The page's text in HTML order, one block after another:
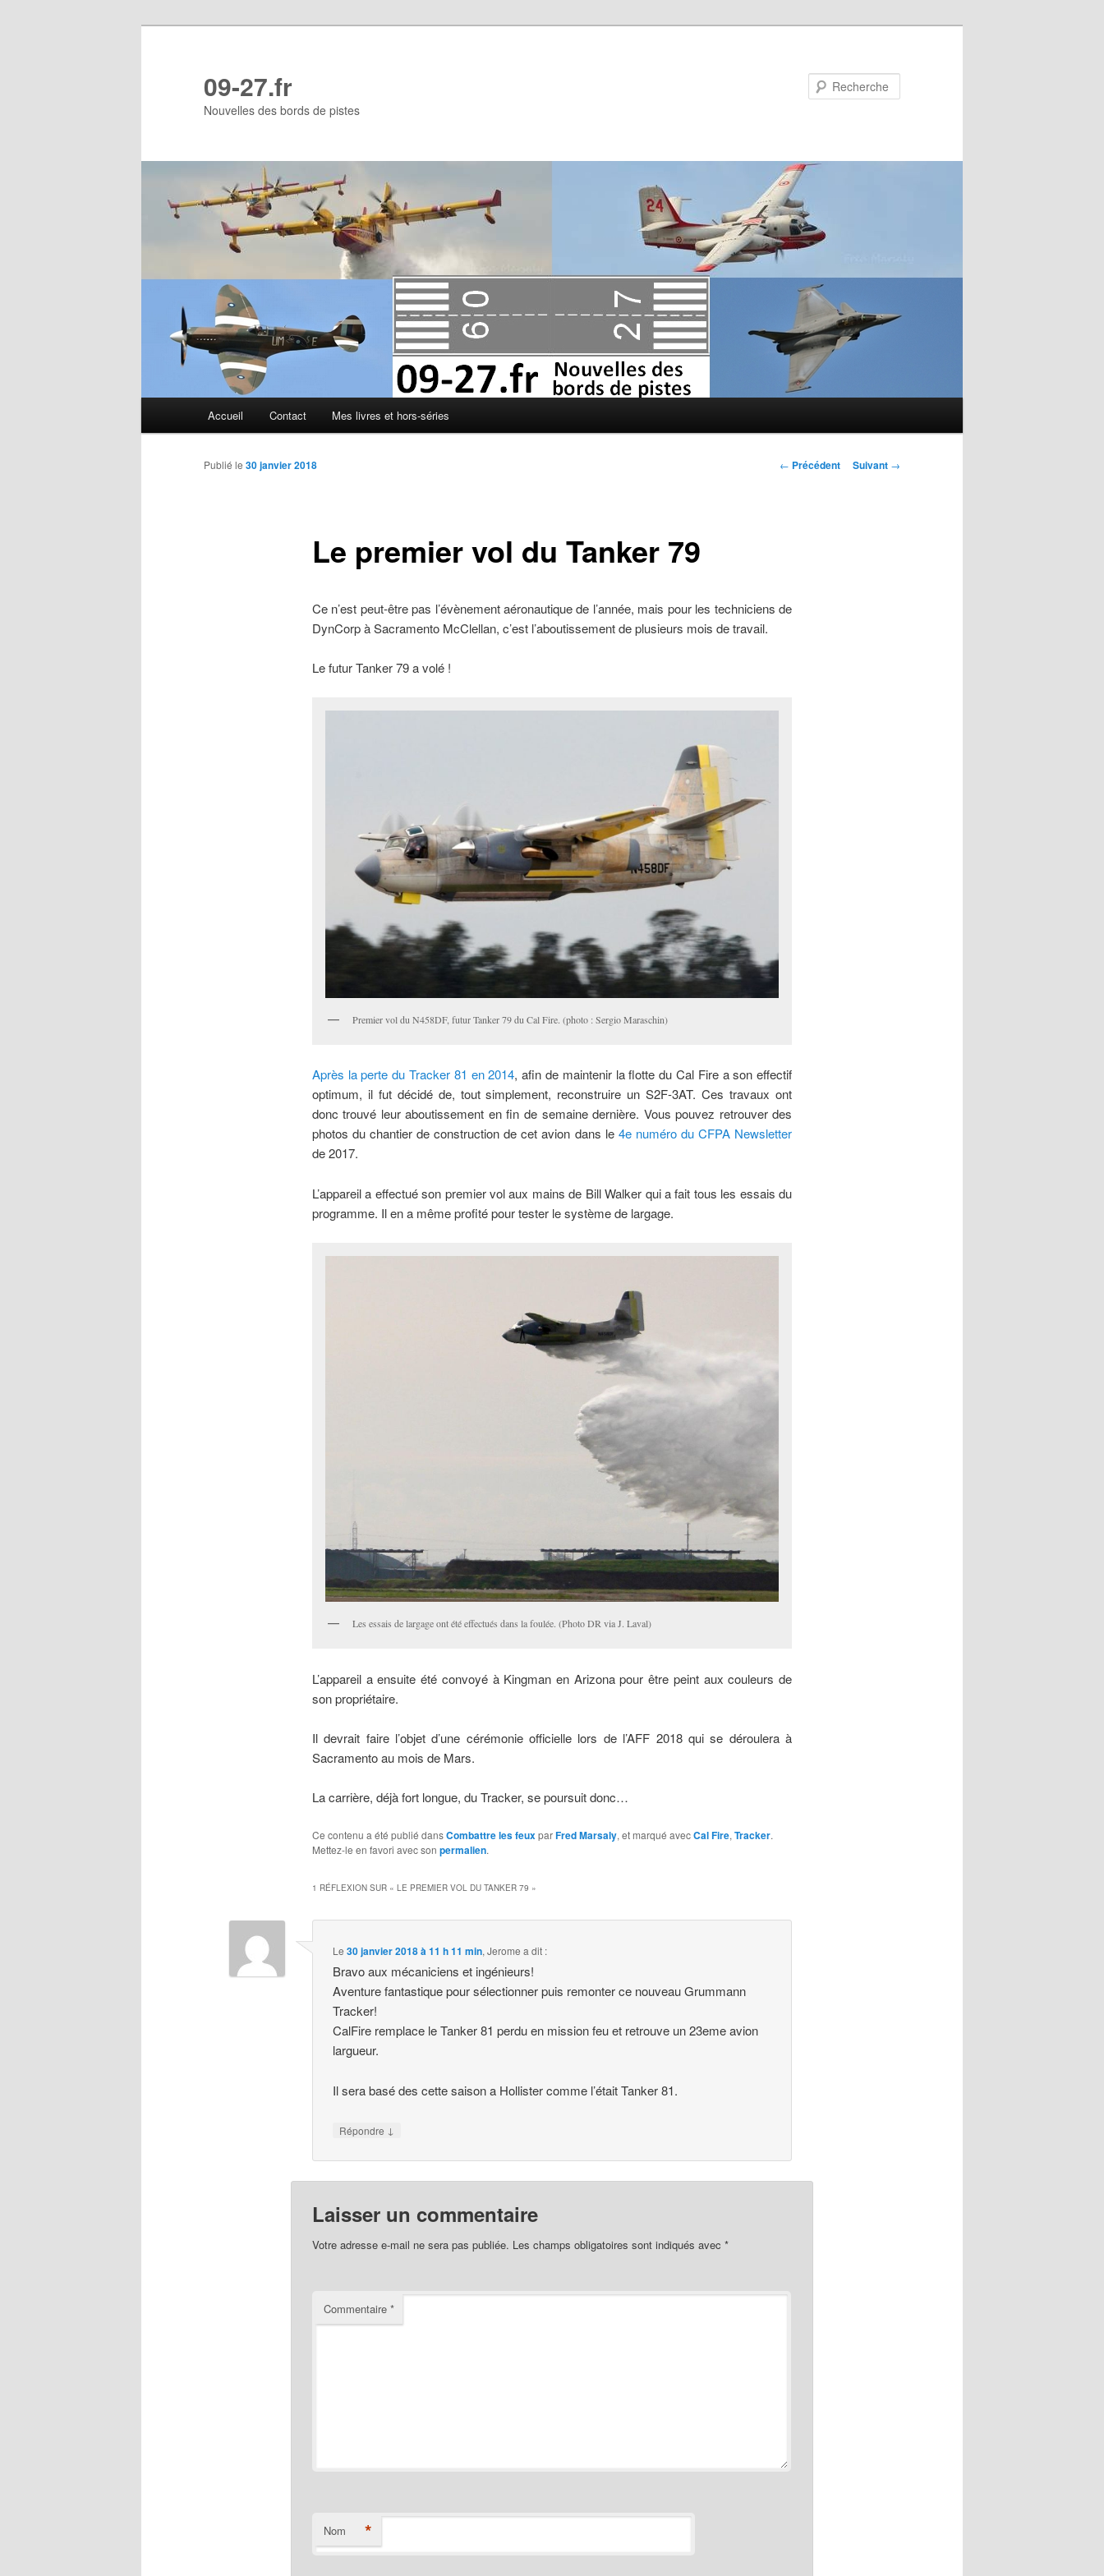
09-27.fr
Nouvelles des bords de pistes
Accueil Contact Mes livres et hors-séries
Navigation
← Précédent Suivant →
Le premier vol du Tanker 79
Publié le 30 janvier 2018
Ce n’est peut-être pas l’évènement aéronautique de l’année, mais pour les techniciens de
DynCorp à Sacramento McClellan, c’est l’aboutissement de plusieurs mois de travail.
Le futur Tanker 79 a volé !
Premier vol du N458DF, futur Tanker 79 du Cal Fire. (photo : Sergio Maraschin)
Après la perte du Tracker 81 en 2014, afin de maintenir la flotte du Cal Fire a son effectif
optimum, il fut décidé de, tout simplement, reconstruire un S2F-3AT. Ces travaux ont
donc trouvé leur aboutissement en fin de semaine dernière. Vous pouvez retrouver des
photos du chantier de construction de cet avion dans le 4e numéro du CFPA Newsletter
de 2017.
L’appareil a effectué son premier vol aux mains de Bill Walker qui a fait tous les essais du
programme. Il en a même profité pour tester le système de largage.
Les essais de largage ont été effectués dans la foulée. (Photo DR via J. Laval)
L’appareil a ensuite été convoyé à Kingman en Arizona pour être peint aux couleurs de
son propriétaire.
Il devrait faire l’objet d’une cérémonie officielle lors de l’AFF 2018 qui se déroulera à
Sacramento au mois de Mars.
La carrière, déjà fort longue, du Tracker, se poursuit donc…
Ce contenu a été publié dansCombattre les feuxparFred Marsaly, et marqué avecCal Fire, Tracker.
Mettez-le en favori avec son permalien.
1 RÉFLEXION SUR « LE PREMIER VOL DU TANKER 79 »
Le30 janvier 2018 à 11 h 11 min,Jerome a dit :
Bravo aux mécaniciens et ingénieurs!
Aventure fantastique pour sélectionner puis remonter ce nouveau Grummann
Tracker!
CalFire remplace le Tanker 81 perdu en mission feu et retrouve un 23eme avion
largueur.
Il sera basé des cette saison a Hollister comme l’était Tanker 81.
Répondre ↓
Laisser un commentaire
Votre adresse e-mail ne sera pas publiée. Les champs obligatoires sont indiqués avec *
Commentaire *
Nom *